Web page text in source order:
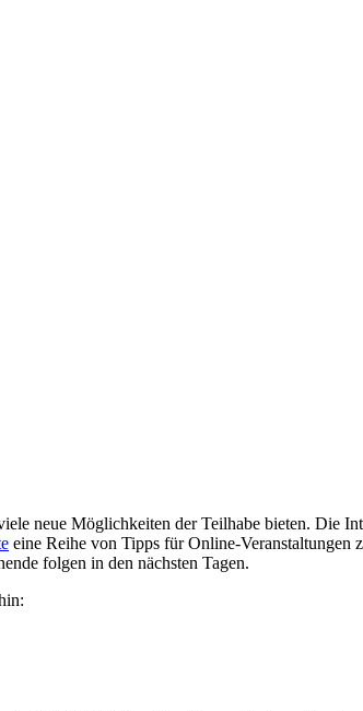
neue Möglichkeiten der Teilhabe bieten. Die
eine Reihe von Tipps für Online-Veranstaltungen
folgen in den nächsten Tagen.